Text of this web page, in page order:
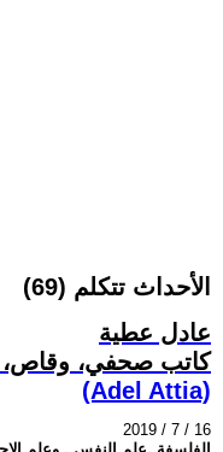
الأحداث تتكلم (69)
عادل عطية
كاتب صحفي،
(Adel Attia)
2019 / 7 / 16